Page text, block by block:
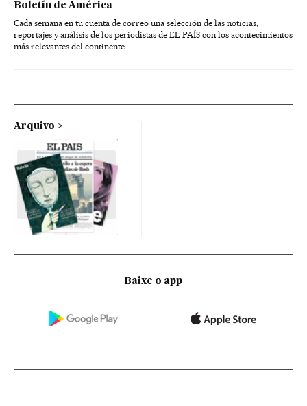
Boletín de América
Cada semana en tu cuenta de correo una selección de las noticias,
reportajes y análisis de los periodistas de EL PAÍS con los acontecimientos
más relevantes del continente.
Arquivo
Baixe o app